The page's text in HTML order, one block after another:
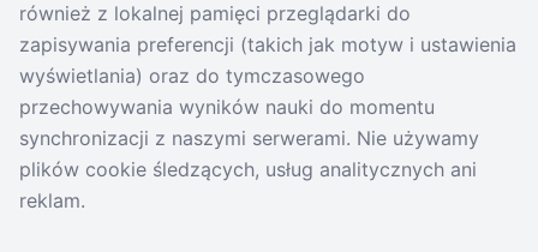
również z lokalnej pamięci przeglądarki do
zapisywania preferencji (takich jak motyw i ustawienia
wyświetlania) oraz do tymczasowego
przechowywania wyników nauki do momentu
synchronizacji z naszymi serwerami. Nie używamy
plików cookie śledzących, usług analitycznych ani
reklam.